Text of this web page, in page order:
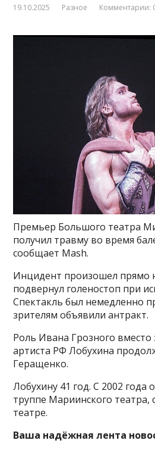
19.10.2025 Разное Комментарии:
Премьер Большого театра
получил травму во время
сообщает Mash.
Инцидент произошел прямо
подвернул голеностоп при
Спектакль был немедленно
зрителям объявили антракт.
Роль Ивана Грозного вместо
артиста РФ Лобухина
Геращенко.
Лобухину 41 год. С 2002 года
труппе Мариинского
театре.
Ваша надёжная лента